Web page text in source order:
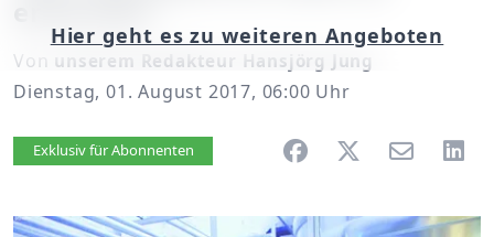
Von unserem Redakteur Hansjörg Jung
Dienstag, 01. August 2017, 06:00 Uhr
Artikel vorlesen
Exklusiv für Abonnenten
Hier geht es zu weiteren Angeboten